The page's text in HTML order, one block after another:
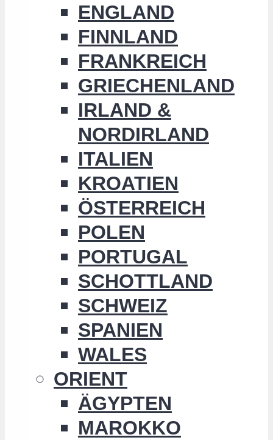
ENGLAND
FINNLAND
FRANKREICH
GRIECHENLAND
IRLAND &
NORDIRLAND
ITALIEN
KROATIEN
ÖSTERREICH
POLEN
PORTUGAL
SCHOTTLAND
SCHWEIZ
SPANIEN
WALES
ORIENT
ÄGYPTEN
MAROKKO